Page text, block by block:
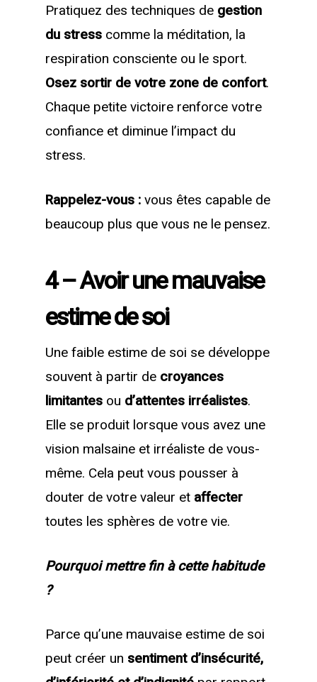
Pratiquez des techniques de gestion
du stress comme la méditation, la
respiration consciente ou le sport.
Osez sortir de votre zone de confort.
Chaque petite victoire renforce votre
confiance et diminue l’impact du
stress.
Rappelez-vous :vous êtes capable de
beaucoup plus que vous ne le pensez.
4 – Avoir une mauvaise
estime de soi
Une faible estime de soi se développe
souvent à partir de croyances
limitantes ou d’attentes irréalistes.
Elle se produit lorsque vous avez une
vision malsaine et irréaliste de vous-
même. Cela peut vous pousser à
douter de votre valeur et affecter
toutes les sphères de votre vie.
Pourquoi mettre fin à cette habitude
?
Parce qu’une mauvaise estime de soi
peut créer un sentiment d’insécurité,